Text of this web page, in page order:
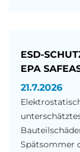
ESD-
EPA
21.7.2026
Spätsommer